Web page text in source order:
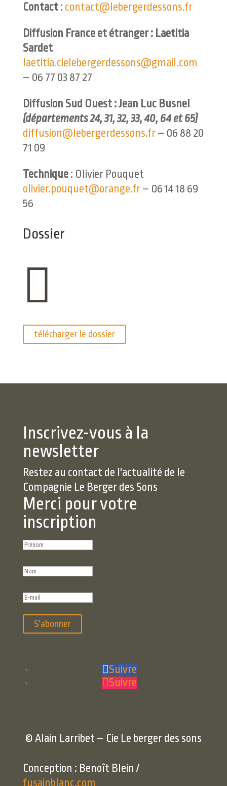
Contact: contact@lebergerdessons.fr
Diffusion France et étranger : Laetitia
Sardet
laetitia.cielebergerdessons@gmail.com
– 06 77 03 87 27
Diffusion Sud Ouest : Jean Luc Busnel
(départements 24, 31, 32, 33, 40, 64 et 65)
diffusion@lebergerdessons.fr– 06 88 20
71 09
Technique: Olivier Pouquet
olivier.pouquet@orange.fr– 06 14 18 69
56
Dossier

télécharger le dossier
Inscrivez-vous à la
newsletter
Restez au contact de l'actualité de le
Compagnie Le Berger des Sons
Merci pour votre
inscription
S'abonner
Suivre
Suivre
© Alain Larribet – Cie Le berger des sons
Conception : Benoît Blein /
fusainblanc.com